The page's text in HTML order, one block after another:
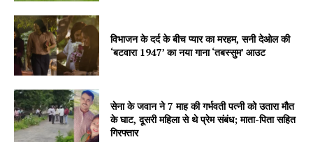
My account
विभाजन के दर्द के बीच प्यार का मरहम, सनी देओल की
‘बटवारा 1947’ का नया गाना ‘तबस्सुम’ आउट
सेना के जवान ने 7 माह की गर्भवती पत्नी को उतारा मौत
के घाट, दूसरी महिला से थे प्रेम संबंध; माता-पिता सहित
गिरफ्तार